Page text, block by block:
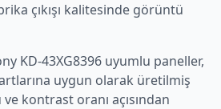
çıkışı kalitesinde görüntü
KD-43XG8396 uyumlu paneller,
uygun olarak üretilmiş
kontrast oranı açısından